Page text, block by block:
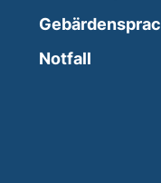
a new window)
Notfall